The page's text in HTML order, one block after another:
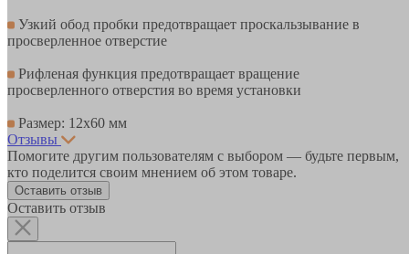
Узкий обод пробки предотвращает проскальзывание в
просверленное отверстие
Рифленая функция предотвращает вращение
просверленного отверстия во время установки
Размер: 12х60 мм
Отзывы
Помогите другим пользователям с выбором — будьте первым,
кто поделится своим мнением об этом товаре.
Оставить отзыв
Оставить отзыв